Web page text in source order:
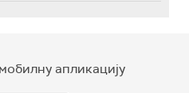
апликацију